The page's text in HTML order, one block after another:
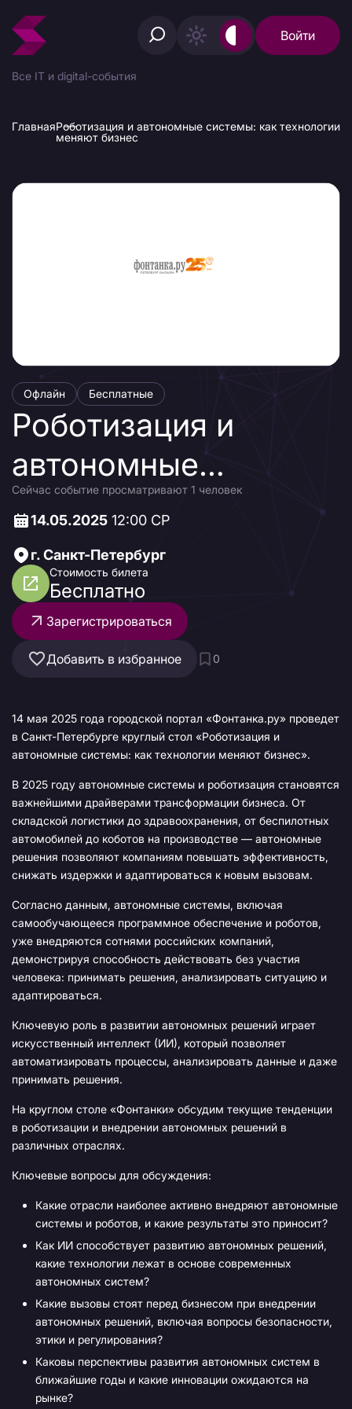
Войти
Все IT и digital-события
ГлавнаяРоботизация и автономные системы: как технологии
меняют бизнес
Офлайн Бесплатные
Роботизация и
автономные
системы: как
технологии меняют
бизнес
Сейчас событие просматривают 1 человек
14.05.2025 12:00 СР
г. Санкт-Петербург
Стоимость билета
Бесплатно
Зарегистрироваться
Добавить в избранное 0
14 мая 2025 года городской портал «Фонтанка.ру» проведет
в Санкт-Петербурге круглый стол «Роботизация и
автономные системы: как технологии меняют бизнес».
В 2025 году автономные системы и роботизация становятся
важнейшими драйверами трансформации бизнеса. От
складской логистики до здравоохранения, от беспилотных
автомобилей до коботов на производстве — автономные
решения позволяют компаниям повышать эффективность,
снижать издержки и адаптироваться к новым вызовам.​
Согласно данным, автономные системы, включая
самообучающееся программное обеспечение и роботов,
уже внедряются сотнями российских компаний,
демонстрируя способность действовать без участия
человека: принимать решения, анализировать ситуацию и
адаптироваться.
Ключевую роль в развитии автономных решений играет
искусственный интеллект (ИИ), который позволяет
автоматизировать процессы, анализировать данные и даже
принимать решения.
На круглом столе «Фонтанки» обсудим текущие тенденции
в роботизации и внедрении автономных решений в
различных отраслях.
Ключевые вопросы для обсуждения:
Какие отрасли наиболее активно внедряют автономные
системы и роботов, и какие результаты это приносит?
Как ИИ способствует развитию автономных решений,
какие технологии лежат в основе современных
автономных систем?
Какие вызовы стоят перед бизнесом при внедрении
автономных решений, включая вопросы безопасности,
этики и регулирования?
Каковы перспективы развития автономных систем в
ближайшие годы и какие инновации ожидаются на
рынке?